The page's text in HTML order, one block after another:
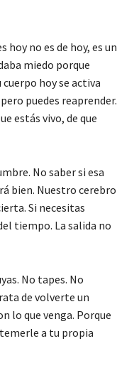
hoy no es de hoy, es un
miedo porque
hoy se activa
puedes reaprender.
estás vivo, de que
No saber si esa
bien. Nuestro cerebro
Si necesitas
tiempo. La salida no
No tapes. No
de volverte un
lo que venga. Porque
a tu propia